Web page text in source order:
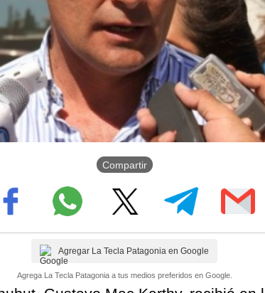
Compartir
Agregar La Tecla Patagonia en Google
Agrega La Tecla Patagonia a tus medios preferidos en Google.